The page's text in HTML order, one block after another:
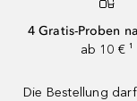
4 Gratis-Proben
ab 10 € ¹
Die Bestellung